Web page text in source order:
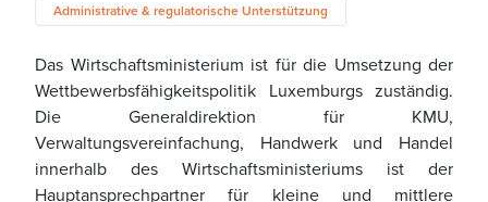
Administrative & regulatorische Unterstützung
Das Wirtschaftsministerium ist für die Umsetzung der
Wettbewerbsfähigkeitspolitik Luxemburgs zuständig.
Die Generaldirektion für KMU,
Verwaltungsvereinfachung, Handwerk und Handel
innerhalb des Wirtschaftsministeriums ist der
Hauptansprechpartner für kleine und mittlere